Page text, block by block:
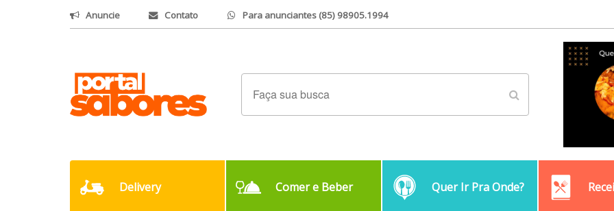
Anuncie Contato Para anunciantes (85) 98905.1994
Delivery Comer e Beber Quer Ir Pra Onde?